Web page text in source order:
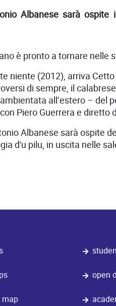
Albanese sarà
è pronto a tornare nelle
niente (2012), arriva
di sempre, il
all’estero – del
Piero Guerrera e diretto
Albanese sarà ospite
d'u pilu, in uscita nelle
map
open